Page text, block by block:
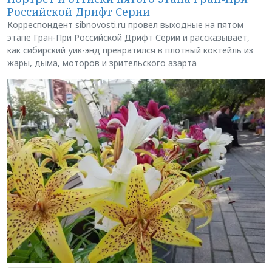
Российской Дрифт Серии
Корреспондент sibnovosti.ru провёл выходные на пятом
этапе Гран-При Российской Дрифт Серии и рассказывает,
как сибирский уик-энд превратился в плотный коктейль из
жары, дыма, моторов и зрительского азарта